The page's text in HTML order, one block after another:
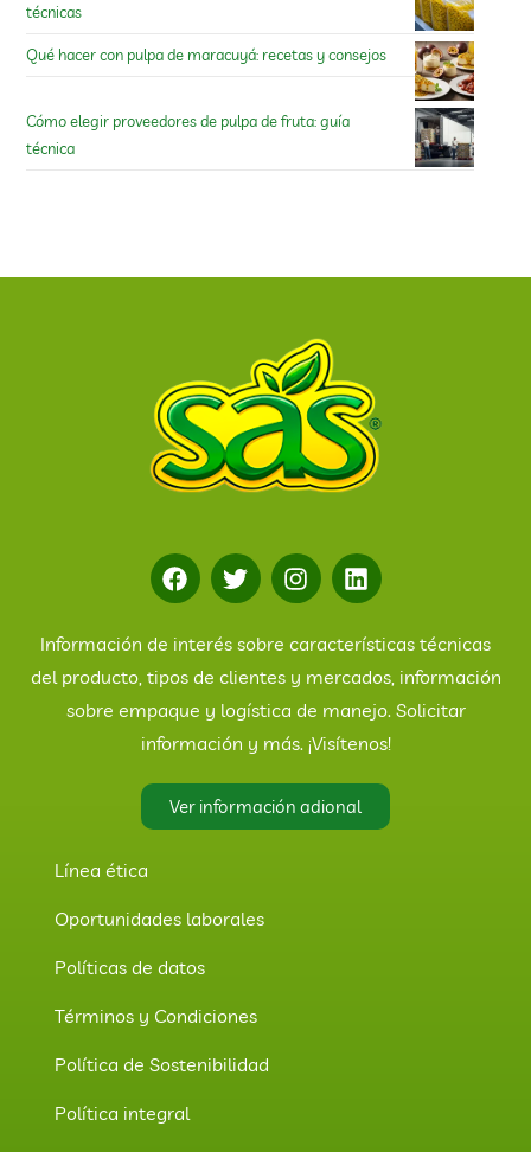
técnicas
Qué hacer con pulpa de maracuyá: recetas y consejos
Cómo elegir proveedores de pulpa de fruta: guía
técnica
Información de interés sobre características técnicas
del producto, tipos de clientes y mercados, información
sobre empaque y logística de manejo. Solicitar
información y más. ¡Visítenos!
Ver información adional
Línea ética
Oportunidades laborales
Políticas de datos
Términos y Condiciones
Política de Sostenibilidad
Política integral